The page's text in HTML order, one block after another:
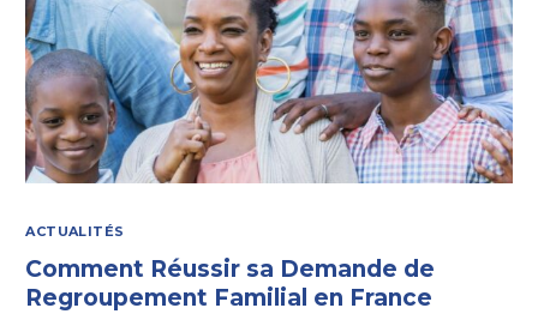
ACTUALITÉS
Comment Réussir sa Demande de
Regroupement Familial en France